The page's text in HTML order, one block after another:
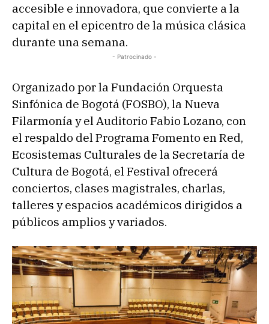
accesible e innovadora, que convierte a la
capital en el epicentro de la música clásica
durante una semana.
- Patrocinado -
Organizado por la Fundación Orquesta
Sinfónica de Bogotá (FOSBO), la Nueva
Filarmonía y el Auditorio Fabio Lozano, con
el respaldo del Programa Fomento en Red,
Ecosistemas Culturales de la Secretaría de
Cultura de Bogotá, el Festival ofrecerá
conciertos, clases magistrales, charlas,
talleres y espacios académicos dirigidos a
públicos amplios y variados.